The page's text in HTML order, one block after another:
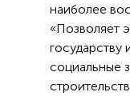
наиболее
«Позволяет
государству
социальные